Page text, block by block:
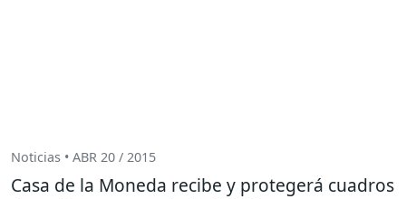
Noticias • ABR 20 / 2015
Casa de la Moneda recibe y protegerá cuadros